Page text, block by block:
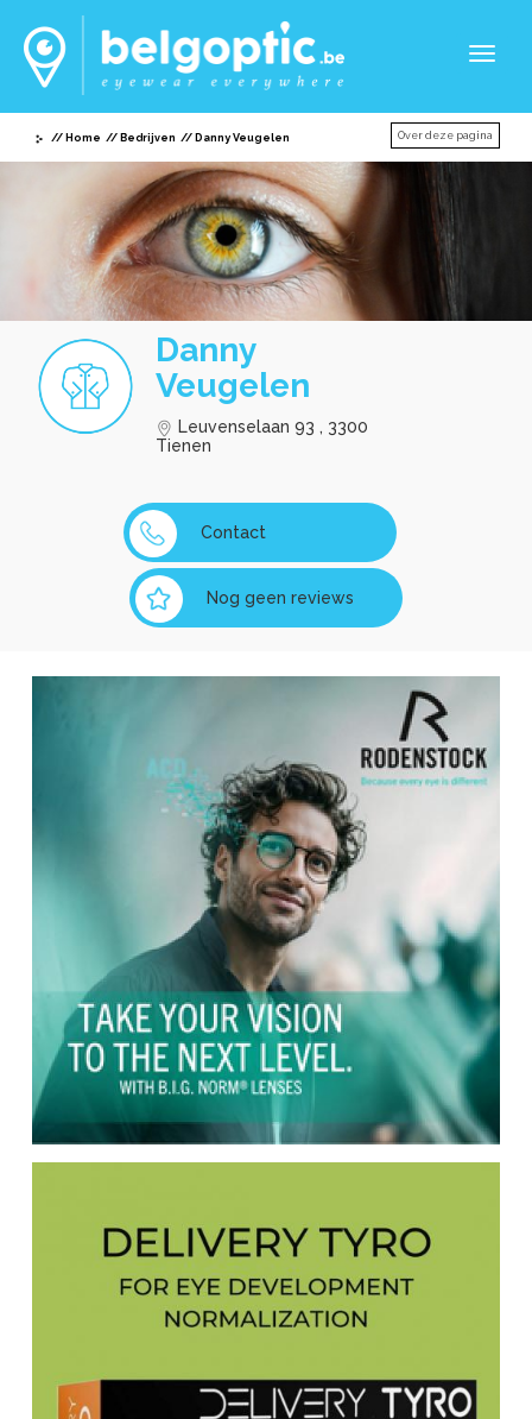
Home Bedrijven Danny Veugelen Over deze pagina
Danny
Veugelen
Leuvenselaan 93 , 3300
Tienen
Contact
Nog geen reviews